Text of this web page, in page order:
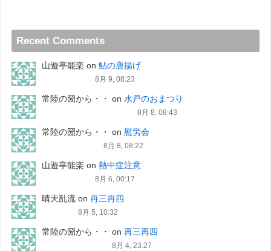
Recent Comments
山遊亭能楽 on 鮎の唐揚げ
8月 9, 08:23
常陸の圀から・・ on 水戸のおまつり
8月 8, 08:43
常陸の圀から・・ on 慰労会
8月 8, 08:22
山遊亭能楽 on 熱中症注意
8月 6, 00:17
晴天乱流on 再三再四
8月 5, 10:32
常陸の圀から・・ on 再三再四
8月 4, 23:27